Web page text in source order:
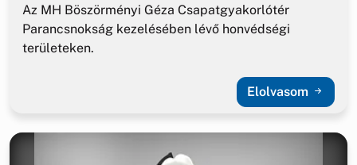
Az MH Böszörményi Géza Csapatgyakorlótér
Parancsnokság kezelésében lévő honvédségi
területeken.
Elolvasom